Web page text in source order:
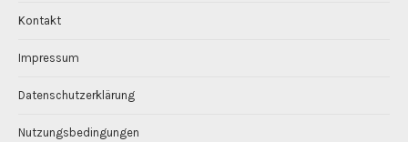
Kontakt
Impressum
Datenschutzerklärung
Nutzungsbedingungen